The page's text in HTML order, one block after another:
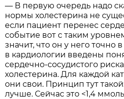
— В первую очередь надо
нормы холестерина не
если пациент перенес
событие вот с таким
значит, что он у него точно
в кардиологии введены
сердечно-сосудистого
холестерина. Для каждой
они свои. Принцип тут
лучше. Сейчас это <1,4